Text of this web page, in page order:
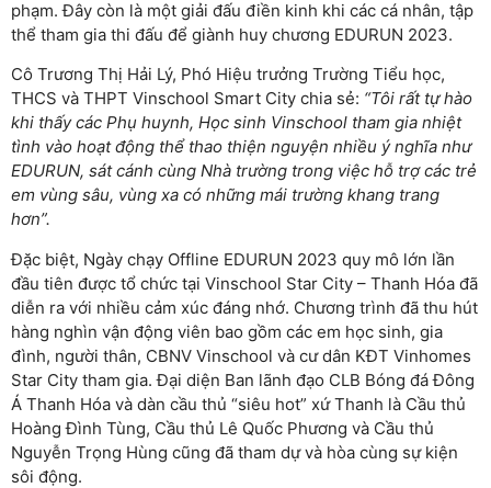
phạm. Đây còn là một giải đấu điền kinh khi các cá nhân, tập
thể tham gia thi đấu để giành huy chương EDURUN 2023.
Cô Trương Thị Hải Lý, Phó Hiệu trưởng Trường Tiểu học,
THCS và THPT Vinschool Smart City chia sẻ: “Tôi rất tự hào
khi thấy các Phụ huynh, Học sinh Vinschool tham gia nhiệt
tình vào hoạt động thể thao thiện nguyện nhiều ý nghĩa như
EDURUN, sát cánh cùng Nhà trường trong việc hỗ trợ các trẻ
em vùng sâu, vùng xa có những mái trường khang trang
hơn”.
Đặc biệt, Ngày chạy Offline EDURUN 2023 quy mô lớn lần
đầu tiên được tổ chức tại Vinschool Star City – Thanh Hóa đã
diễn ra với nhiều cảm xúc đáng nhớ. Chương trình đã thu hút
hàng nghìn vận động viên bao gồm các em học sinh, gia
đình, người thân, CBNV Vinschool và cư dân KĐT Vinhomes
Star City tham gia. Đại diện Ban lãnh đạo CLB Bóng đá Đông
Á Thanh Hóa và dàn cầu thủ “siêu hot” xứ Thanh là Cầu thủ
Hoàng Đình Tùng, Cầu thủ Lê Quốc Phương và Cầu thủ
Nguyễn Trọng Hùng cũng đã tham dự và hòa cùng sự kiện
sôi động.